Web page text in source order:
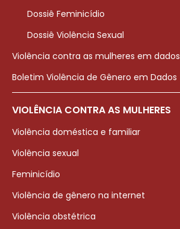
Dossiê Feminicídio
Dossiê Violência Sexual
Violência contra as mulheres em dados
Boletim Violência de Gênero em Dados
VIOLÊNCIA CONTRA AS MULHERES
Violência doméstica e familiar
Violência sexual
Feminicídio
Violência de gênero na internet
Violência obstétrica